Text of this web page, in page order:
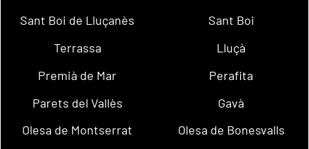
Sant Boi de Lluçanès
Sant Boi
Terrassa
Lluçà
Premià de Mar
Perafita
Parets del Vallès
Gavà
Olesa de Montserrat
Olesa de Bonesvalls